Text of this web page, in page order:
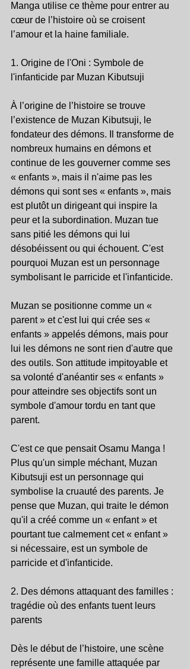
Manga utilise ce thème pour entrer au
cœur de l’histoire où se croisent
l’amour et la haine familiale.
1. Origine de l'Oni : Symbole de
l'infanticide par Muzan Kibutsuji
À l’origine de l’histoire se trouve
l’existence de Muzan Kibutsuji, le
fondateur des démons. Il transforme de
nombreux humains en démons et
continue de les gouverner comme ses
« enfants », mais il n'aime pas les
démons qui sont ses « enfants », mais
est plutôt un dirigeant qui inspire la
peur et la subordination. Muzan tue
sans pitié les démons qui lui
désobéissent ou qui échouent. C'est
pourquoi Muzan est un personnage
symbolisant le parricide et l'infanticide.
Muzan se positionne comme un «
parent » et c'est lui qui crée ses «
enfants » appelés démons, mais pour
lui les démons ne sont rien d'autre que
des outils. Son attitude impitoyable et
sa volonté d'anéantir ses « enfants »
pour atteindre ses objectifs sont un
symbole d'amour tordu en tant que
parent.
C'est ce que pensait Osamu Manga !
Plus qu'un simple méchant, Muzan
Kibutsuji est un personnage qui
symbolise la cruauté des parents. Je
pense que Muzan, qui traite le démon
qu'il a créé comme un « enfant » et
pourtant tue calmement cet « enfant »
si nécessaire, est un symbole de
parricide et d'infanticide.
2. Des démons attaquant des familles :
tragédie où des enfants tuent leurs
parents
Dès le début de l’histoire, une scène
représente une famille attaquée par